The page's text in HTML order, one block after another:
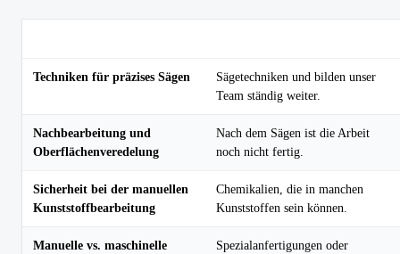
Techniken für präzises Sägen
Sägetechniken und bilden unser
Team ständig weiter.
Nachbearbeitung und
Oberflächenveredelung
Nach dem Sägen ist die Arbeit
noch nicht fertig.
Sicherheit bei der manuellen
Kunststoffbearbeitung
Chemikalien, die in manchen
Kunststoffen sein können.
Manuelle vs. maschinelle
Spezialanfertigungen oder